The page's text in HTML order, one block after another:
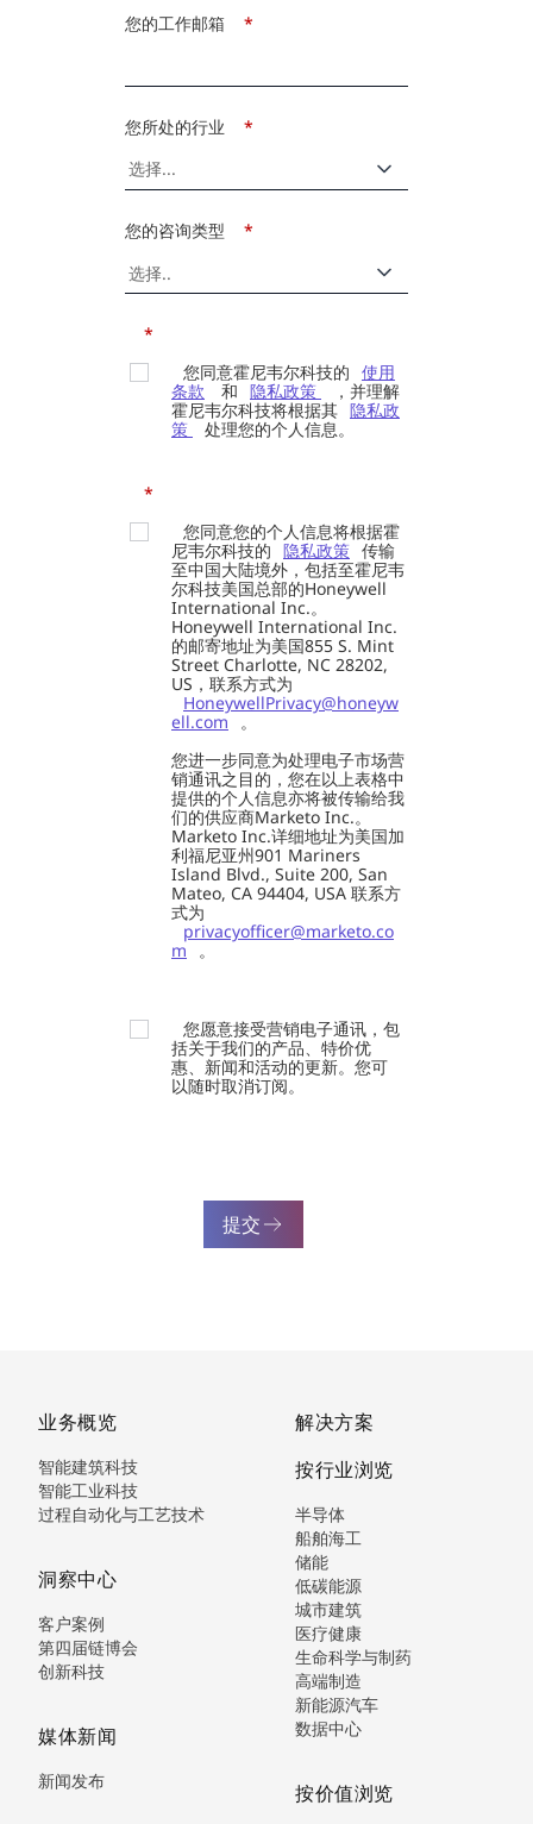
*
您的工作邮箱
*
您所处的行业
*
您的咨询类型
*
您同意霍尼韦尔科技的 使用
条款
和 隐私政策
，并理解
霍尼韦尔科技将根据其 隐私政
策
处理您的个人信息。
*
您同意您的个人信息将根据霍
尼韦尔科技的 隐私政策 传输
至中国大陆境外，包括至霍尼韦
尔科技美国总部的Honeywell
International Inc.。
Honeywell International Inc.
的邮寄地址为美国855 S. Mint
Street Charlotte, NC 28202,
US，联系方式为
HoneywellPrivacy@honeyw
ell.com
。
您进一步同意为处理电子市场营
销通讯之目的，您在以上表格中
提供的个人信息亦将被传输给我
们的供应商Marketo Inc.。
Marketo Inc.详细地址为美国加
利福尼亚州901 Mariners
Island Blvd., Suite 200, San
Mateo, CA 94404, USA 联系方
式为
privacyofficer@marketo.co
m 。
您愿意接受营销电子通讯，包
括关于我们的产品、特价优
惠、新闻和活动的更新。您可
以随时取消订阅。
提交
业务概览
智能建筑科技
智能工业科技
过程自动化与工艺技术
洞察中心
客户案例
第四届链博会
创新科技
媒体新闻
新闻发布
解决方案
按行业浏览
半导体
船舶海工
储能
低碳能源
城市建筑
医疗健康
生命科学与制药
高端制造
新能源汽车
数据中心
按价值浏览